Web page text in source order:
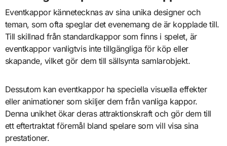
Eventkappor kännetecknas av sina unika designer och
teman, som ofta speglar det evenemang de är kopplade till.
Till skillnad från standardkappor som finns i spelet, är
eventkappor vanligtvis inte tillgängliga för köp eller
skapande, vilket gör dem till sällsynta samlarobjekt.
Dessutom kan eventkappor ha speciella visuella effekter
eller animationer som skiljer dem från vanliga kappor.
Denna unikhet ökar deras attraktionskraft och gör dem till
ett eftertraktat föremål bland spelare som vill visa sina
prestationer.